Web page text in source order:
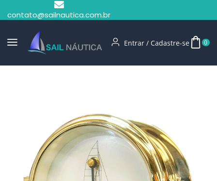
contato@sailnautica.com.br
Entrar / Cadastre-se 0